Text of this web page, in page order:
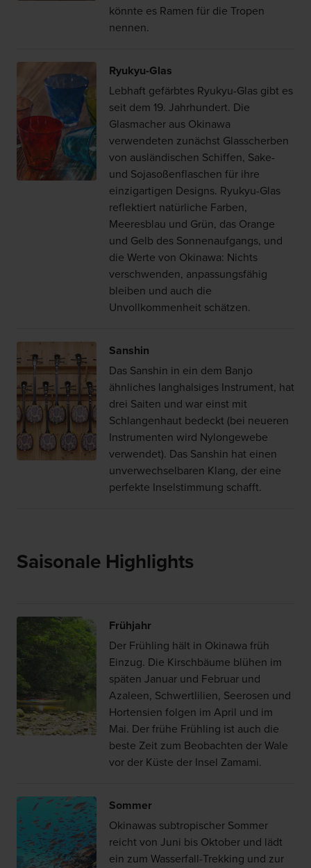
könnte es Ramen für die Tropen
nennen.
Ryukyu-Glas
Lebhaft gefärbtes Ryukyu-Glas gibt es
seit dem 19. Jahrhundert. Die
Glasmacher aus Okinawa
verwendeten zunächst Glasscherben
von ausländischen Schiffen, Sake-
und Sojasoßenflaschen für ihre
einzigartigen Designs. Ryukyu-Glas
reflektiert natürliche Farben,
Meeresblau und Grün, das Orange
und Gelb des Sonnenaufgangs, und
die Werte von Okinawa: Nichts
verschwenden, anpassungsfähig
bleiben und auch die
Unvollkommenheit schätzen.
Sanshin
Das Sanshin in ein dem Banjo
ähnliches langhalsiges Instrument, hat
drei Saiten und war einst mit
Schlangenhaut bedeckt (bei neueren
Instrumenten wird Nylongewebe
verwendet). Das Sanshin hat einen
unverwechselbaren Klang, der eine
perfekte Inselstimmung schafft.
Saisonale Highlights
Frühjahr
Der Frühling hält in Okinawa früh
Einzug. Die Kirschbäume blühen im
späten Januar und Februar und
Azaleen, Schwertlilien, Seerosen und
Hortensien folgen im April und im
Mai. Der frühe Frühling ist auch die
beste Zeit zum Beobachten der Wale
vor der Küste der Insel Zamami.
Sommer
Okinawas subtropischer Sommer
reicht von Juni bis Oktober und lädt
ein zum Wasserfall-Trekking und zur